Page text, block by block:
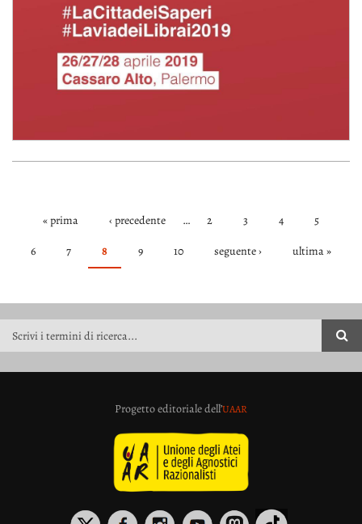
PAGINE
« prima ‹ precedente … 2 3 4
5
6
7 8 9 10 seguente › ultima »
FORM DI RICERCA
Progetto editoriale dell’UAAR